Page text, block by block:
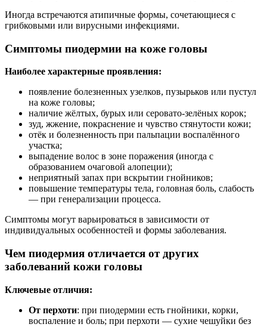
Иногда встречаются атипичные формы, сочетающиеся с
грибковыми или вирусными инфекциями.
Симптомы пиодермии на коже головы
Наиболее характерные проявления:
появление болезненных узелков, пузырьков или пустул
на коже головы;
наличие жёлтых, бурых или серовато-зелёных корок;
зуд, жжение, покраснение и чувство стянутости кожи;
отёк и болезненность при пальпации воспалённого
участка;
выпадение волос в зоне поражения (иногда с
образованием очаговой алопеции);
неприятный запах при вскрытии гнойников;
повышение температуры тела, головная боль, слабость
— при генерализации процесса.
Симптомы могут варьироваться в зависимости от
индивидуальных особенностей и формы заболевания.
Чем пиодермия отличается от других
заболеваний кожи головы
Ключевые отличия:
От перхоти: при пиодермии есть гнойники, корки,
воспаление и боль; при перхоти — сухие чешуйки без